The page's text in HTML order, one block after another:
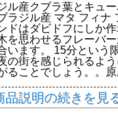
ル産クブラ葉とキュ
ラジル産 マタ フィナ
ドはダビドフにしか作
を思わせるフレーバ
います。 15分という
の街を感じられるよ
ることでしょう。。
品説明の続きを見